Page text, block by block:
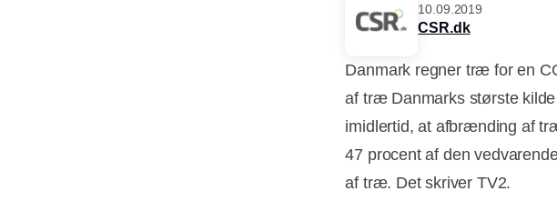
10.09.2019
CSR.dk
Danmark regner træ for en
af træ Danmarks største
imidlertid, at afbrænding af
47 procent af den
af træ. Det skriver TV2.